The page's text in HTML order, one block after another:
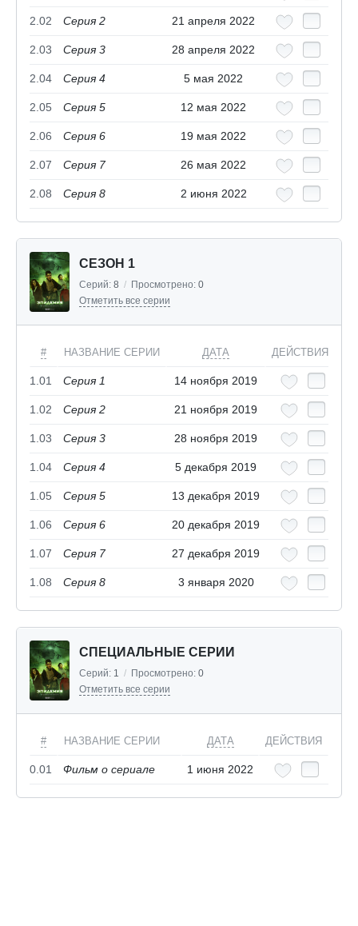
2.02 Серия 2 21 апреля 2022
2.03 Серия 3 28 апреля 2022
2.04 Серия 4 5 мая 2022
2.05 Серия 5 12 мая 2022
2.06 Серия 6 19 мая 2022
2.07 Серия 7 26 мая 2022
2.08 Серия 8 2 июня 2022
СЕЗОН 1
Серий: 8 / Просмотрено: 0
Отметить все серии
# НАЗВАНИЕ СЕРИИ ДАТА ДЕЙСТВИЯ
1.01 Серия 1 14 ноября 2019
1.02 Серия 2 21 ноября 2019
1.03 Серия 3 28 ноября 2019
1.04 Серия 4 5 декабря 2019
1.05 Серия 5 13 декабря 2019
1.06 Серия 6 20 декабря 2019
1.07 Серия 7 27 декабря 2019
1.08 Серия 8 3 января 2020
СПЕЦИАЛЬНЫЕ СЕРИИ
Серий: 1 / Просмотрено: 0
Отметить все серии
# НАЗВАНИЕ СЕРИИ ДАТА ДЕЙСТВИЯ
0.01 Фильм о сериале 1 июня 2022